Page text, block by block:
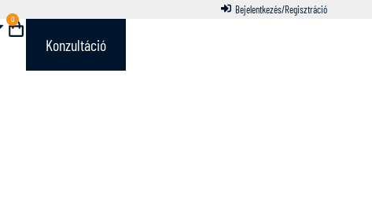
Bejelentkezés/Regisztráció
0
Konzultáció